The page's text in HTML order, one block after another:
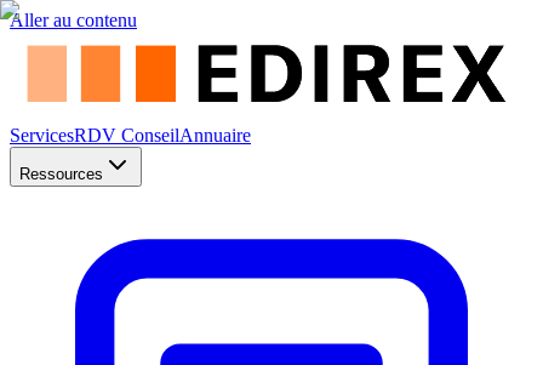
Aller au contenu
ServicesRDV ConseilAnnuaire
Ressources